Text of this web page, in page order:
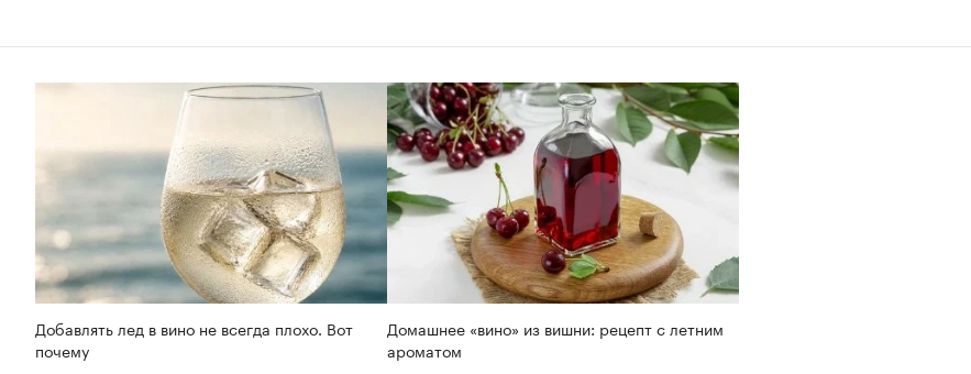
Добавлять лед в вино не всегда плохо. Вот
почему
Домашнее «вино» из вишни: рецепт с летним
ароматом